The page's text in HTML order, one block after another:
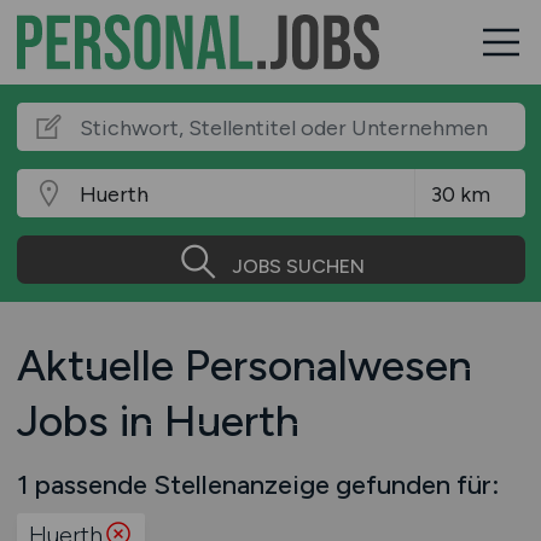
JOBS SUCHEN
Aktuelle Personalwesen
Jobs in Huerth
1 passende Stellenanzeige gefunden für:
Huerth